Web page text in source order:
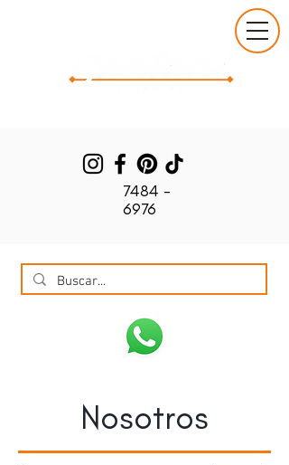
7484 -
6976
Nosotros